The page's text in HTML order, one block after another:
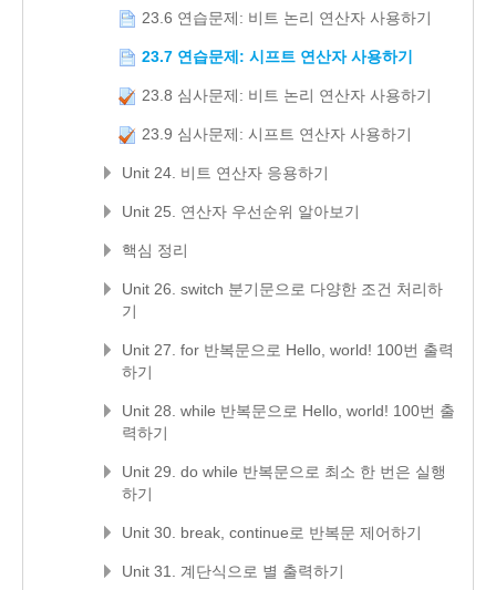
23.6 연습문제: 비트 논리 연산자 사용하기
23.7 연습문제: 시프트 연산자 사용하기
23.8 심사문제: 비트 논리 연산자 사용하기
23.9 심사문제: 시프트 연산자 사용하기
Unit 24. 비트 연산자 응용하기
Unit 25. 연산자 우선순위 알아보기
핵심 정리
Unit 26. switch 분기문으로 다양한 조건 처리하
기
Unit 27. for 반복문으로 Hello, world! 100번 출력
하기
Unit 28. while 반복문으로 Hello, world! 100번 출
력하기
Unit 29. do while 반복문으로 최소 한 번은 실행
하기
Unit 30. break, continue로 반복문 제어하기
Unit 31. 계단식으로 별 출력하기